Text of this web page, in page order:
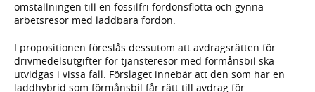
omställningen till en fossilfri fordonsflotta och gynna
arbetsresor med laddbara fordon.
I propositionen föreslås dessutom att avdragsrätten för
drivmedelsutgifter för tjänsteresor med förmånsbil ska
utvidgas i vissa fall. Förslaget innebär att den som har en
laddhybrid som förmånsbil får rätt till avdrag för